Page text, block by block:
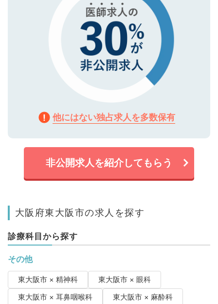
他にはない独占求人を多数保有
非公開求人を紹介してもらう
大阪府東大阪市の求人を探す
診療科目から探す
その他
東大阪市 × 精神科
東大阪市 × 眼科
東大阪市 × 耳鼻咽喉科
東大阪市 × 麻酔科